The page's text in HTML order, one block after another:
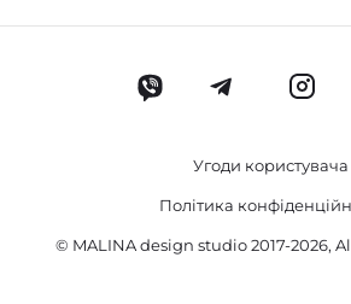
Pampas
La Dolce Vita
19 The Wall
© MALINA design studio 2017-2026,
Угоди користувача
Політика